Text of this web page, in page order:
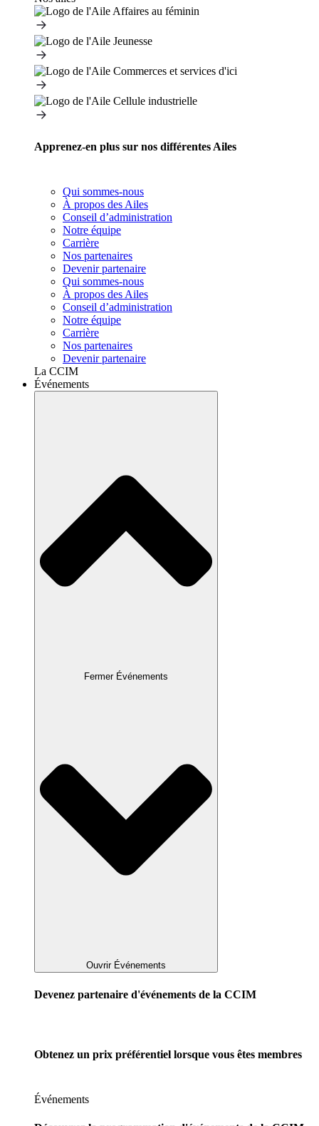
Apprenez-en plus sur nos différentes Ailes
Qui sommes-nous
À propos des Ailes
Conseil d’administration
Notre équipe
Carrière
Nos partenaires
Devenir partenaire
Qui sommes-nous
À propos des Ailes
Conseil d’administration
Notre équipe
Carrière
Nos partenaires
Devenir partenaire
La CCIM
Événements
Fermer Événements
Ouvrir Événements
Devenez partenaire d'événements de la CCIM
Obtenez un prix préférentiel lorsque vous êtes membres
Événements